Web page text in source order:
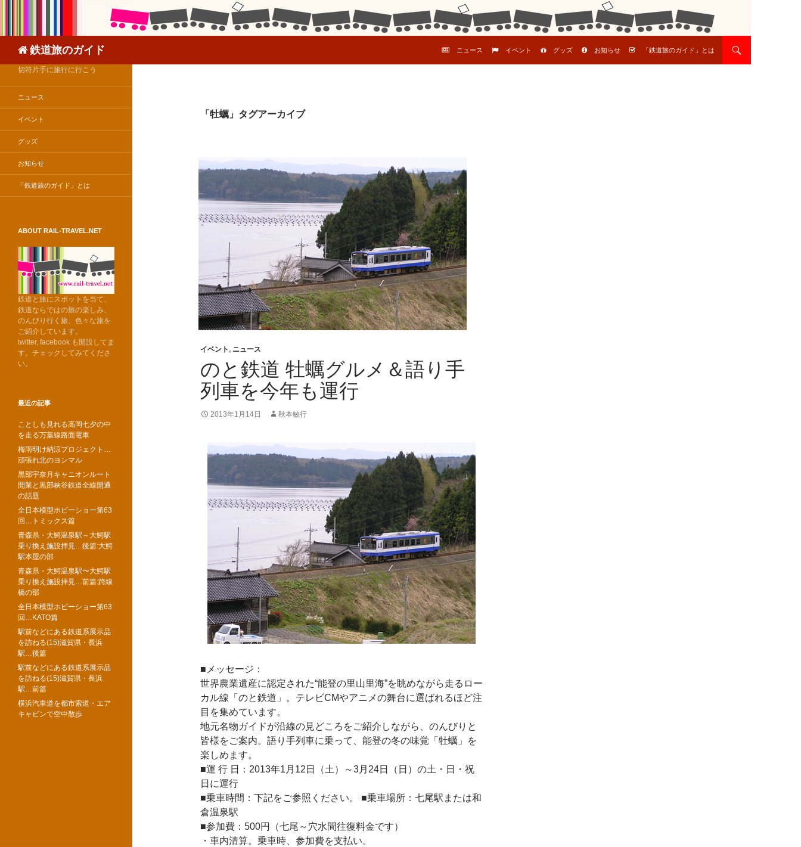
鉄道旅のガイド
ニュース
イベント グッズ お知らせ 「鉄道旅のガイド」とは
「牡蠣」タグアーカイブ
イベント , ニュース
のと鉄道 牡蠣グルメ＆語り手
列車を今年も運行
2013年1月14日 秋本敏行
■メッセージ：
世界農業遺産に認定された“能登の里山里海”を眺めながら走るロー
カル線「のと鉄道」。テレビCMやアニメの舞台に選ばれるほど注
目を集めています。
地元名物ガイドが沿線の見どころをご紹介しながら、のんびりと
皆様をご案内。語り手列車に乗って、能登の冬の味覚「牡蠣」を
楽しめます。
■運 行 日：2013年1月12日（土）～3月24日（日）の土・日・祝
日に運行
■乗車時間：下記をご参照ください。 ■乗車場所：七尾駅または和
倉温泉駅
■参加費：500円（七尾～穴水間往復料金です）
・車内清算。乗車時、参加費を支払い。
切符片手に旅行に行こう
ニュース
イベント
グッズ
お知らせ
「鉄道旅のガイド」とは
ABOUT RAIL-TRAVEL.NET
鉄道と旅にスポットを当て、
鉄道ならではの旅の楽しみ、
のんびり行く旅、色々な旅を
ご紹介しています。
twitter, facebook も開設してま
す。チェックしてみてくださ
い。
最近の記事
ことしも見れる高岡七夕の中
を走る万葉線路面電車
梅雨明け納涼プロジェクト…
頑張れ北のヨンマル
黒部宇奈月キャニオンルート
開業と黒部峡谷鉄道全線開通
の話題
全日本模型ホビーショー第63
回…トミックス篇
青森県・大鰐温泉駅～大鰐駅
乗り換え施設拝見…後篇:大鰐
駅本屋の部
青森県・大鰐温泉駅〜大鰐駅
乗り換え施設拝見…前篇:跨線
橋の部
全日本模型ホビーショー第63
回…KATO篇
駅前などにある鉄道系展示品
を訪ねる(15)滋賀県・長浜
駅…後篇
駅前などにある鉄道系展示品
を訪ねる(15)滋賀県・長浜
駅…前篇
横浜汽車道を都市索道・エア
キャビンで空中散歩